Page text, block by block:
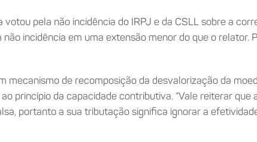
pela não incidência do IRPJ e da CSLL sobre a
incidência em uma extensão menor do que o
mecanismo de recomposição da desvalorização da
princípio da capacidade contributiva. “Vale reiterar que
portanto a sua tributação significa ignorar a